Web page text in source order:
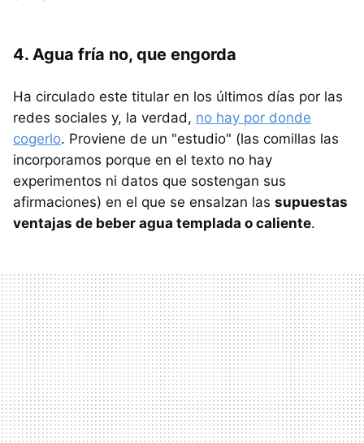
4. Agua fría no, que engorda
Ha circulado este titular en los últimos días por las
redes sociales y, la verdad, no hay por donde
cogerlo. Proviene de un "estudio" (las comillas las
incorporamos porque en el texto no hay
experimentos ni datos que sostengan sus
afirmaciones) en el que se ensalzan las supuestas
ventajas de beber agua templada o caliente.